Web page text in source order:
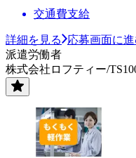
交通費支給
詳細を見る
応募画面に
派遣労働者
株式会社ロフティー/